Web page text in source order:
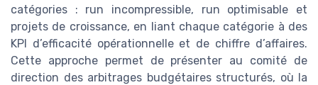
catégories : run incompressible, run optimisable et
projets de croissance, en liant chaque catégorie à des
KPI d’efficacité opérationnelle et de chiffre d’affaires.
Cette approche permet de présenter au comité de
direction des arbitrages budgétaires structurés, où la